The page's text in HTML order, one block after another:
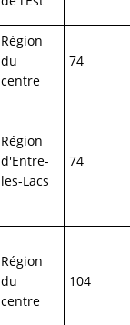
Région
du
centre
74
Région
d'Entre-
les-Lacs
74
Région
du
centre
104